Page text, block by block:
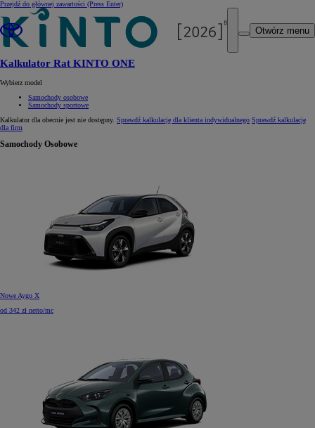
Przejdź do głównej zawartości (Press Enter)
Otwórz menu
Kalkulator Rat KINTO ONE
Wybierz model
Samochody osobowe
Samochody sportowe
Kalkulator dla obecnie jest nie dostępny. Sprawdź kalkulację dla klienta indywidualnego Sprawdź kalkulację
dla firm
Samochody Osobowe
Nowe Aygo X
od 342 zł netto/mc